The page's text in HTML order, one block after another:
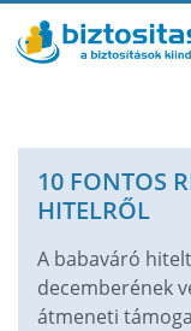
10 FONTOS
HITELRŐL
A babaváró
decemberének
átmeneti